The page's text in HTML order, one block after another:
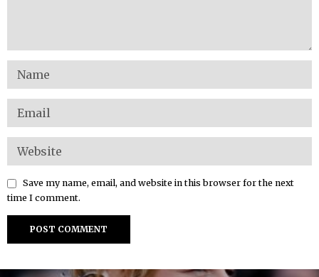
Save my name, email, and website in this browser for the next
time I comment.